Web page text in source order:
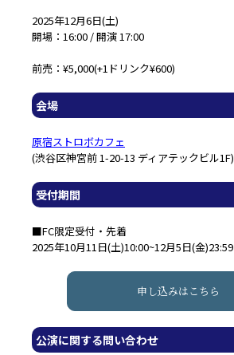
2025年12月6日(土)
開場：16:00 / 開演 17:00
前売：¥5,000(+1ドリンク¥600)
会場
原宿ストロボカフェ
(渋谷区神宮前 1-20-13 ディアテックビル1F)
受付期間
■FC限定受付・先着
2025年10月11日(土)10:00~12月5日(金)23:59
申し込みはこちら
公演に関する問い合わせ